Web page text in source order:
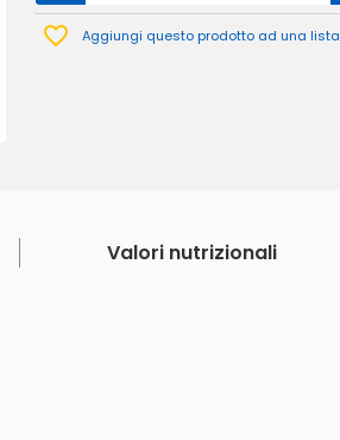
Aggiungi questo prodotto ad una
Valori nutrizionali